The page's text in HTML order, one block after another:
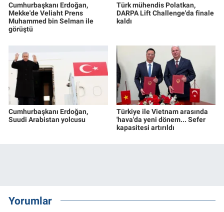
Cumhurbaşkanı Erdoğan,
Mekke'de Veliaht Prens
Muhammed bin Selman ile
görüştü
Türk mühendis Polatkan,
DARPA Lift Challenge'da finale
kaldı
Cumhurbaşkanı Erdoğan,
Suudi Arabistan yolcusu
Türkiye ile Vietnam arasında
'hava'da yeni dönem... Sefer
kapasitesi artırıldı
Yorumlar